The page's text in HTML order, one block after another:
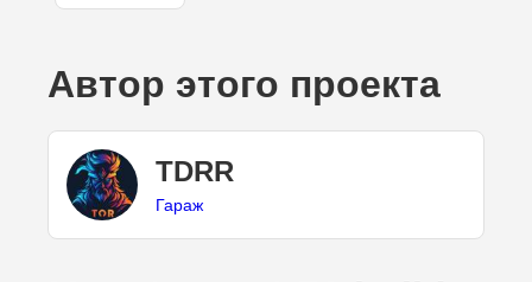
Автор этого проекта
TDRR
Гараж